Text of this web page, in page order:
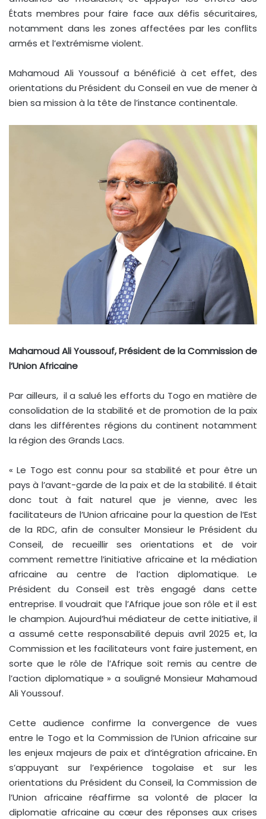
États membres pour faire face aux défis sécuritaires,
notamment dans les zones affectées par les conflits
armés et l’extrémisme violent.
Mahamoud Ali Youssouf a bénéficié à cet effet, des
orientations du Président du Conseil en vue de mener à
bien sa mission à la tête de l’instance continentale.
Mahamoud Ali Youssouf, Président de la Commission de
l’Union Africaine
Par ailleurs, il a salué les efforts du Togo en matière de
consolidation de la stabilité et de promotion de la paix
dans les différentes régions du continent notamment
la région des Grands Lacs.
« Le Togo est connu pour sa stabilité et pour être un
pays à l’avant-garde de la paix et de la stabilité. Il était
donc tout à fait naturel que je vienne, avec les
facilitateurs de l’Union africaine pour la question de l’Est
de la RDC, afin de consulter Monsieur le Président du
Conseil, de recueillir ses orientations et de voir
comment remettre l’initiative africaine et la médiation
africaine au centre de l’action diplomatique. Le
Président du Conseil est très engagé dans cette
entreprise. Il voudrait que l’Afrique joue son rôle et il est
le champion. Aujourd’hui médiateur de cette initiative, il
a assumé cette responsabilité depuis avril 2025 et, la
Commission et les facilitateurs vont faire justement, en
sorte que le rôle de l’Afrique soit remis au centre de
l’action diplomatique » a souligné Monsieur Mahamoud
Ali Youssouf.
Cette audience confirme la convergence de vues
entre le Togo et la Commission de l’Union africaine sur
les enjeux majeurs de paix et d’intégration africaine.En
s’appuyant sur l’expérience togolaise et sur les
orientations du Président du Conseil, la Commission de
l’Union africaine réaffirme sa volonté de placer la
diplomatie africaine au cœur des réponses aux crises